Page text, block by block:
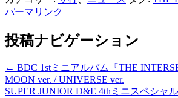
パーマリンク
投稿ナビゲーション
← BDC 1stミニアルバム『THE
MOON ver. / UNIVERSE ver.
SUPER JUNIOR D&E 4thミニスペシャ